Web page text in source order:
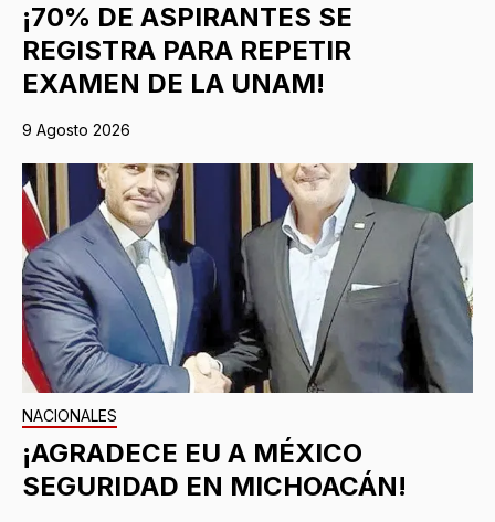
¡70% DE ASPIRANTES SE
REGISTRA PARA REPETIR
EXAMEN DE LA UNAM!
9 Agosto 2026
NACIONALES
¡AGRADECE EU A MÉXICO
SEGURIDAD EN MICHOACÁN!